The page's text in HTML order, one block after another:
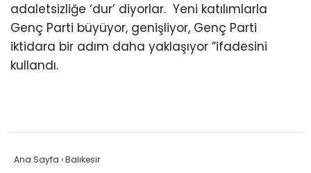
adaletsizliğe ‘dur’ diyorlar. Yeni katılımlarla
Genç Parti büyüyor, genişliyor, Genç Parti
iktidara bir adım daha yaklaşıyor ”ifadesini
kullandı.
Ana Sayfa ›Balıkesir